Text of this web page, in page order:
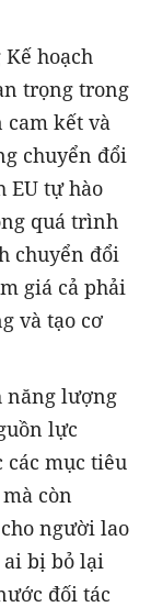
hoạch
trọng trong
cam kết và
chuyển đổi
EU tự hào
quá trình
chuyển đổi
giá cả phải
và tạo cơ
năng lượng
lực
mục tiêu
còn
người lao
bị bỏ lại
đối tác